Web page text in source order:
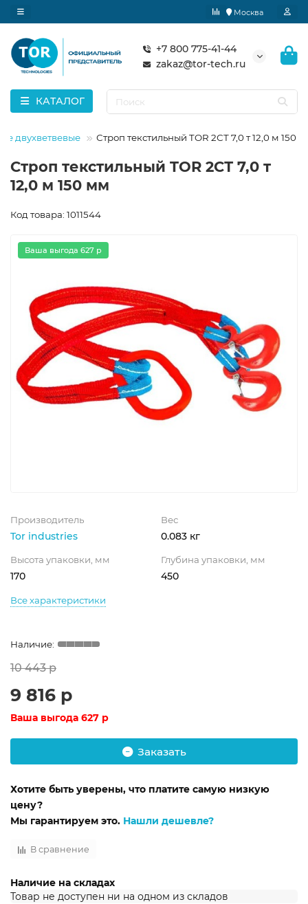
Москва
+7 800 775-41-44
zakaz@tor-tech.ru
КАТАЛОГ
двухветвевые Строп текстильный TOR 2СТ 7,0 т 12,0 м 150
Строп текстильный TOR 2СТ 7,0 т
12,0 м 150 мм
Код товара: 1011544
Ваша выгода 627 р
Производитель
Tor industries
Вес
0.083 кг
Высота упаковки, мм
170
Глубина упаковки, мм
450
Все характеристики
10 443 р
9 816 р
Ваша выгода 627 р
Заказать
Хотите быть уверены, что платите самую низкую
цену?
Мы гарантируем это. Нашли дешевле?
В сравнение
Наличие на складах
Товар не доступен ни на одном из складов